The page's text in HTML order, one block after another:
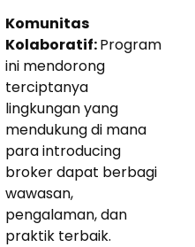
Komunitas
Kolaboratif:Program
ini mendorong
terciptanya
lingkungan yang
mendukung di mana
para introducing
broker dapat berbagi
wawasan,
pengalaman, dan
praktik terbaik.